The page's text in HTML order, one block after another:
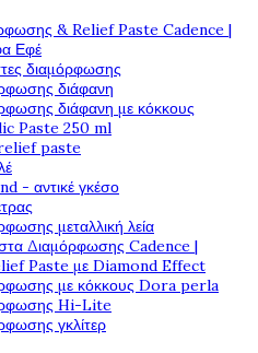
& Relief Paste Cadence |
Εφέ
διαμόρφωσης
διάφανη
διάφανη με κόκκους
Paste 250 ml
paste
- αντικέ γκέσο
μεταλλική λεία
Διαμόρφωσης Cadence |
Paste με Diamond Effect
με κόκκους Dora perla
Hi-Lite
γκλίτερ